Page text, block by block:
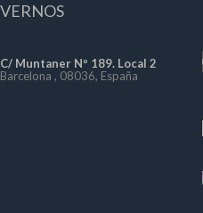
C/ Muntaner Nº 189. Local 2
Barcelona , 08036, España